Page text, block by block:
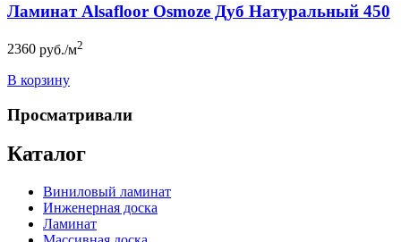
Ламинат Alsafloor Osmoze Дуб Натуральный 450
2360 руб./м2
В корзину
Просматривали
Каталог
Виниловый ламинат
Инженерная доска
Ламинат